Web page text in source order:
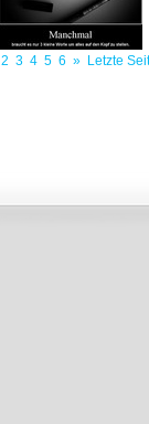
2 3 4 5 6 » Letzte